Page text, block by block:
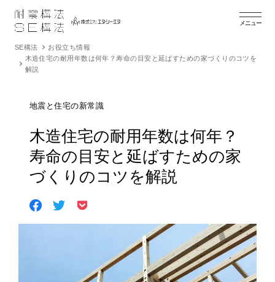
メニュー
SE構法
お役立ち情報
木造住宅の耐用年数は何年？寿命の目安と延ばすための家づくりのコツを
解説
地震と住宅の新常識
木造住宅の耐用年数は何年？
寿命の目安と延ばすための家
づくりのコツを解説